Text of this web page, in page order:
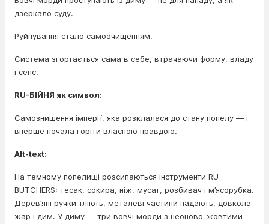
дзеркало суду.
Руйнування стало самоочищенням.
Система згортається сама в себе, втрачаючи форму, владу
і сенс.
RU-БІЙНЯ як символ:
Самознищення імперії, яка розклалася до стану попелу — і
вперше почала горіти власною правдою.
Alt-text:
На темному попелищі розсипаються інструменти RU-
BUTCHERS: тесак, сокира, ніж, мусат, розбивач і м’ясорубка.
Дерев’яні ручки тліють, металеві частини падають, довкола
жар і дим. У диму — три вовчі морди з неоново-жовтими